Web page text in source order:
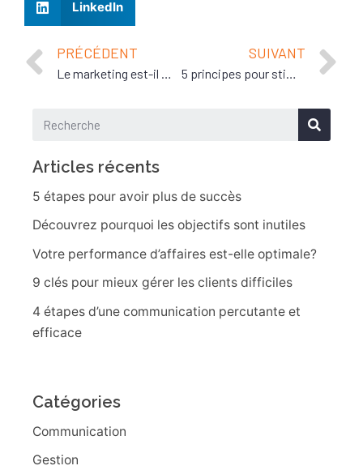
LinkedIn
PRÉCÉDENT
Le marketing est-il mort?
SUIVANT
5 principes pour stimuler l’innovation!
Articles récents
5 étapes pour avoir plus de succès
Découvrez pourquoi les objectifs sont inutiles
Votre performance d’affaires est-elle optimale?
9 clés pour mieux gérer les clients difficiles
4 étapes d’une communication percutante et
efficace
Catégories
Communication
Gestion